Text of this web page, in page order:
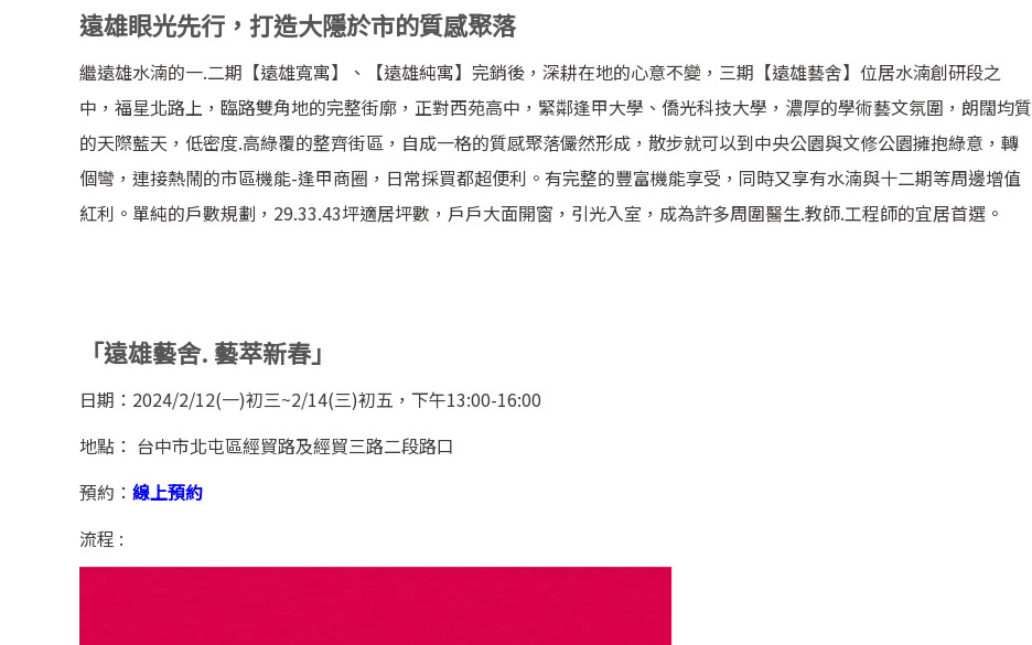
遠雄眼光先行，打造大隱於市的質感聚落
繼遠雄水湳的一.二期【遠雄寬寓】、【遠雄純寓】完銷後，深耕在地的心意不變，三期【遠雄藝舍】位居水湳創研段之
中，福星北路上，臨路雙角地的完整街廓，正對西苑高中，緊鄰逢甲大學、僑光科技大學，濃厚的學術藝文氛圍，朗闊均質
的天際藍天，低密度.高綠覆的整齊街區，自成一格的質感聚落儼然形成，散步就可以到中央公園與文修公園擁抱綠意，轉
個彎，連接熱鬧的市區機能-逢甲商圈，日常採買都超便利。有完整的豐富機能享受，同時又享有水湳與十二期等周邊增值
紅利。單純的戶數規劃，29.33.43坪適居坪數，戶戶大面開窗，引光入室，成為許多周圍醫生.教師.工程師的宜居首選。
「遠雄藝舍. 藝萃新春」
日期 ：2024/2/12(一)初三~2/14(三)初五，下午13:00-16:00
地點： 台中市北屯區經貿路及經貿三路二段路口
預約 ： 線上預約
流程 :